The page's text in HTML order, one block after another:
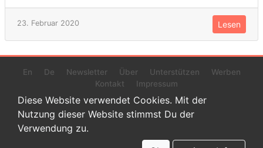
23. Februar 2020 Lesen
En De Newsletter Über Unterstützen
Werben
Kontakt
Impressum
© 2022 www.endurance-data.com - aaa
Dies ist eine Beta-Version. Höchstwahrscheinlich haben sich auf
Diese Website verwendet Cookies. Mit der
Nutzung dieser Website stimmst Du der
Verwendung zu.